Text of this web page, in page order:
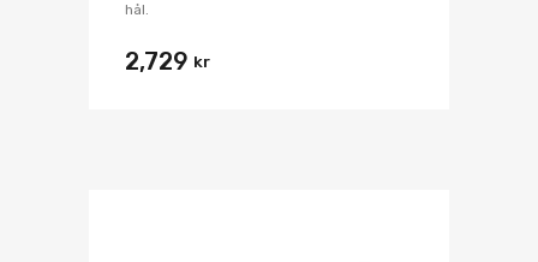
hål.
2,729 kr